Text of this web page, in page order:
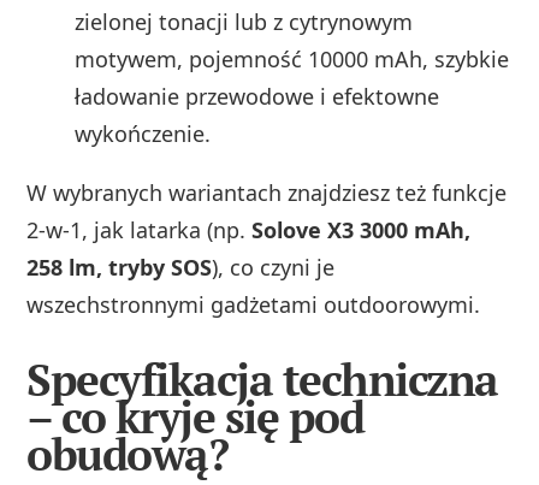
zielonej tonacji lub z cytrynowym
motywem, pojemność 10000 mAh, szybkie
ładowanie przewodowe i efektowne
wykończenie.
W wybranych wariantach znajdziesz też funkcje
2‑w‑1, jak latarka (np.Solove X3 3000 mAh,
258 lm, tryby SOS), co czyni je
wszechstronnymi gadżetami outdoorowymi.
Specyfikacja techniczna
– co kryje się pod
obudową?